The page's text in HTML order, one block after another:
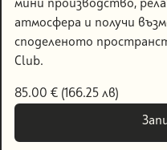
мини производство,
атмосфера и получи
споделеното
Club.
85.00 € (166.25 лв)